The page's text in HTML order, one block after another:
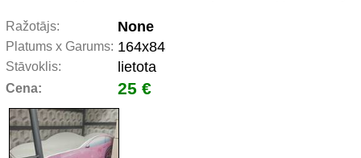
Ražotājs: None
Platums x Garums: 164x84
Stāvoklis: lietota
Cena: 25 €